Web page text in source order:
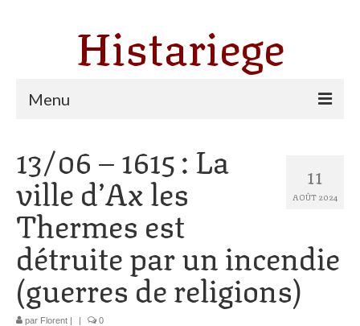
Histariege
Menu
Thèmes
Agriculture, forêt et pastoralisme
Pastoralisme
Cartulaire de Saint Sernin
Catharisme
11
AOÛT 2024
13/06 – 1615 : La
ville d’Ax les
Thermes est
détruite par un incendie
(guerres de religions)
par Florent | | 0